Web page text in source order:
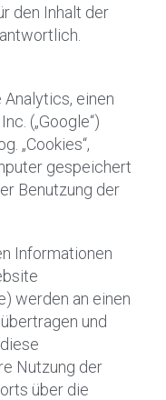
den Inhalt der
einen
(„Google“)
„Cookies“,
gespeichert
Benutzung der
Informationen
werden an einen
und
Nutzung der
über die